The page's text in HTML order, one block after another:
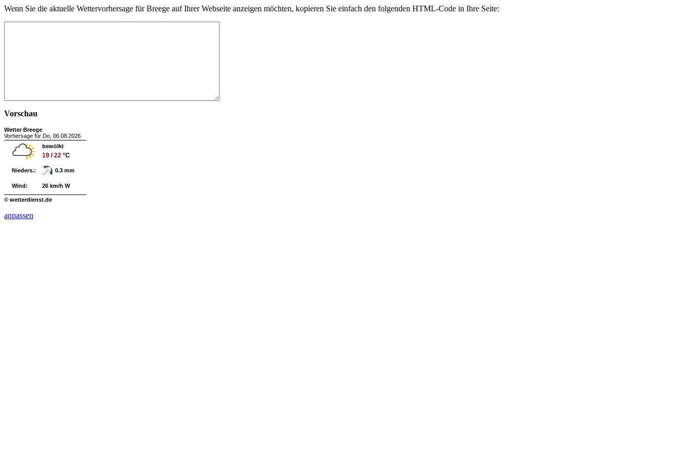
Wenn Sie die aktuelle Wettervorhersage für Breege auf Ihrer Webseite anzeigen möchten, kopieren Sie einfach den folgenden HTML-Code in Ihre Seite:
Vorschau
Wetter Breege
Vorhersage für Do, 06.08.2026
bewölkt
19 /22 °C
Nieders.: 0.3 mm
Wind: 26 km/h W
© wetterdienst.de
anpassen